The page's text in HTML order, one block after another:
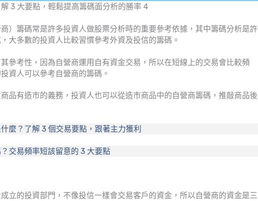
3 大要點，輕鬆提高籌碼面分析的勝率 4
商）籌碼常是許多投資人做股票分析時的重要參考依據，其中籌碼分析是許
大多數的投資人比較習慣參考外資及投信的籌碼。
參考性，因為自營商運用自有資金交易，所以在短線上的交易會比較頻
資人可以參考自營商的籌碼。
品有造市的義務，投資人也可以從造市商品中的自營商籌碼，推敲商品後
麼？了解 3 個交易要點，跟著主力獲利
交易頻率短該留意的 3 大要點
立的投資部門，不像投信一樣會交易客戶的資金，所以自營商的資金是三